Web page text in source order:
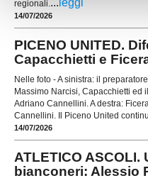
regionali.... leggi
14/07/2026
PICENO UNITED.
Capacchietti e
Nelle foto - A sinistra: il
Massimo Narcisi, Capacchietti ed
Adriano Cannellini. A destra:
Cannellini. Il Piceno United
14/07/2026
ATLETICO
bianconeri: Alessio